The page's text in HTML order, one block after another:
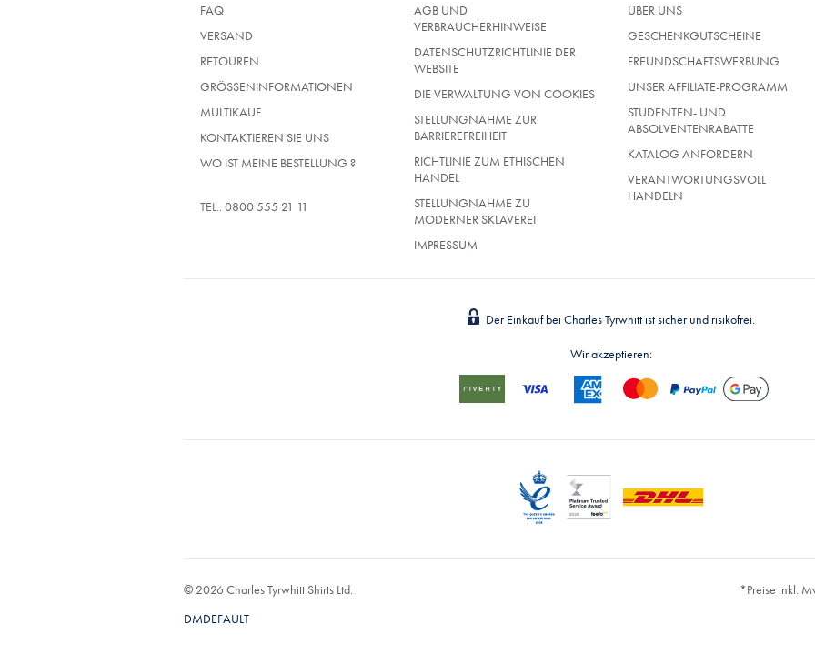
FAQ
VERSAND
RETOUREN
GRÖSSENINFORMATIONEN
MULTIKAUF
KONTAKTIEREN SIE UNS
WO IST MEINE BESTELLUNG ?
TEL.: 0800 555 21 11
AGB UND
VERBRAUCHERHINWEISE
DATENSCHUTZRICHTLINIE DER
WEBSITE
DIE VERWALTUNG VON COOKIES
STELLUNGNAHME ZUR
BARRIEREFREIHEIT
RICHTLINIE ZUM ETHISCHEN
HANDEL
STELLUNGNAHME ZU
MODERNER SKLAVEREI
IMPRESSUM
ÜBER UNS
GESCHENKGUTSCHEINE
FREUNDSCHAFTSWERBUNG
UNSER AFFILIATE-PROGRAMM
STUDENTEN- UND
ABSOLVENTENRABATTE
KATALOG ANFORDERN
VERANTWORTUNGSVOLL
HANDELN
Der Einkauf bei Charles Tyrwhitt ist sicher und risikofrei.
Wir akzeptieren:
© 2026 Charles Tyrwhitt Shirts Ltd.
*Preise inkl.
DMDEFAULT